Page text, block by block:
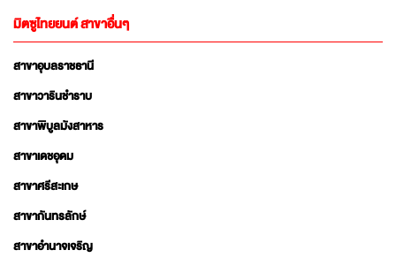
มิตซูไทยยนต์ สาขาอื่นๆ
สาขาอุบลราชธานี
สาขาวารินชำราบ
สาขาพิบูลมังสาหาร
สาขาเดชอุดม
สาขาศรีสะเกษ
สาขากันทรลักษ์
สาขาอำนาจเจริญ